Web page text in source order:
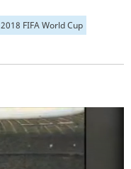
2018 FIFA World Cup